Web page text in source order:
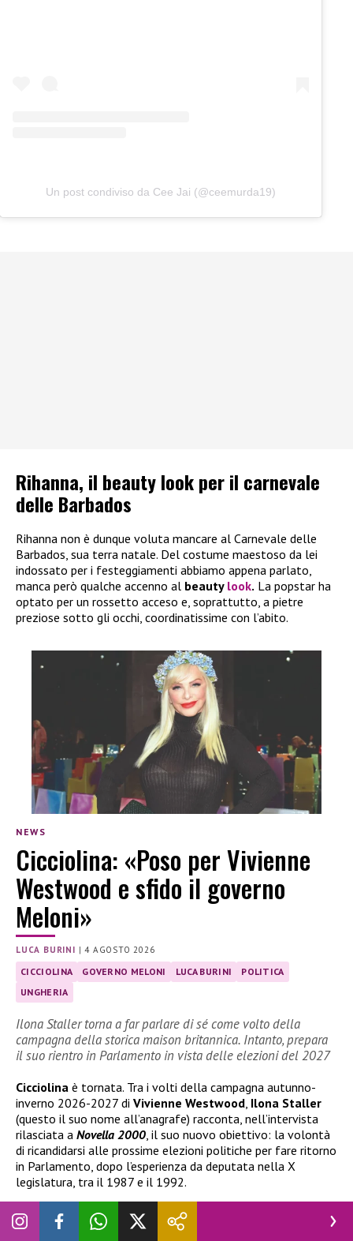
Un post condiviso da Cee Jai (@ceemurda19)
Rihanna, il beauty look per il carnevale
delle Barbados
Rihanna non è dunque voluta mancare al Carnevale delle
Barbados, sua terra natale. Del costume maestoso da lei
indossato per i festeggiamenti abbiamo appena parlato,
manca però qualche accenno al beauty look. La popstar ha
optato per un rossetto acceso e, soprattutto, a pietre
preziose sotto gli occhi, coordinatissime con l’abito.
NEWS
Cicciolina: «Poso per Vivienne
Westwood e sfido il governo
Meloni»
LUCA BURINI |4 AGOSTO 2026
CICCIOLINA GOVERNO MELONI LUCA BURINI
POLITICA
UNGHERIA
Ilona Staller torna a far parlare di sé come volto della
campagna della storica maison britannica. Intanto, prepara
il suo rientro in Parlamento in vista delle elezioni del 2027
Cicciolina è tornata. Tra i volti della campagna autunno-
inverno 2026-2027 di Vivienne Westwood Ilona Staller
(questo il suo nome all’anagrafe) racconta, nell’intervista
rilasciata a Novella 2000 , il suo nuovo obiettivo: la volontà
di ricandidarsi alle prossime elezioni politiche per fare ritorno
in Parlamento, dopo l’esperienza da deputata nella X
legislatura, tra il 1987 e il 1992.
Cicciolina è pronta a tornare in politica